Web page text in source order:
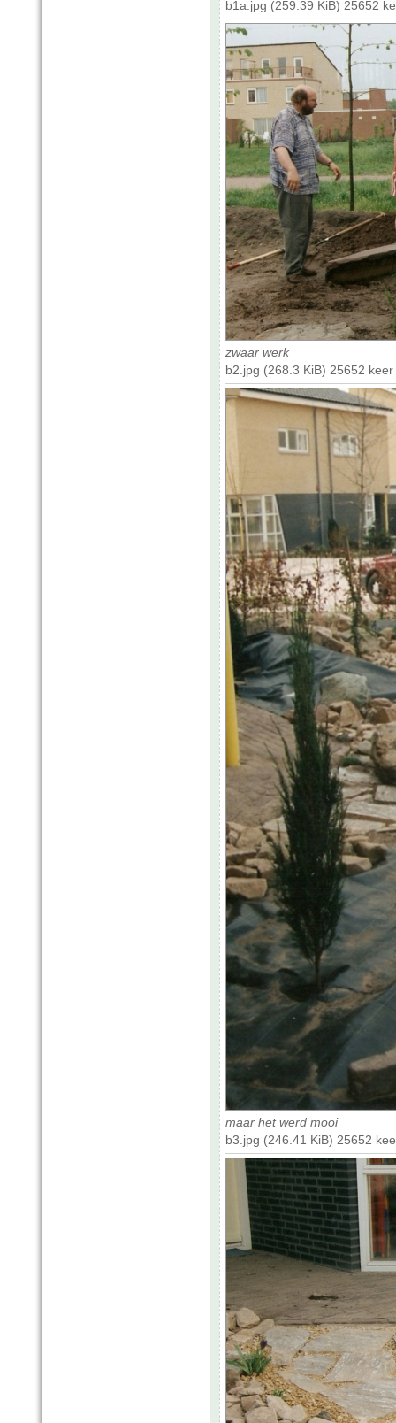
b1a.jpg (259.39 KiB) 25652
zwaar werk
b2.jpg (268.3 KiB) 25652
maar het werd mooi
b3.jpg (246.41 KiB) 25652